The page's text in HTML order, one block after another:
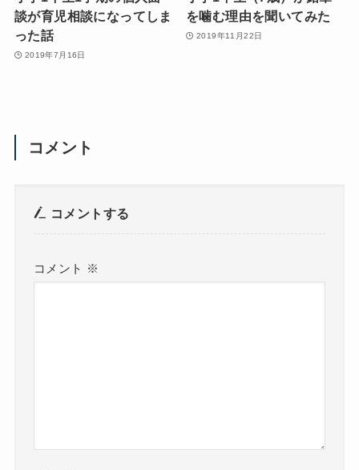
談が育児相談になってしま
った話
2019年7月16日
を噛む理由を聞いてみた
2019年11月22日
コメント
コメントする
コメント ※